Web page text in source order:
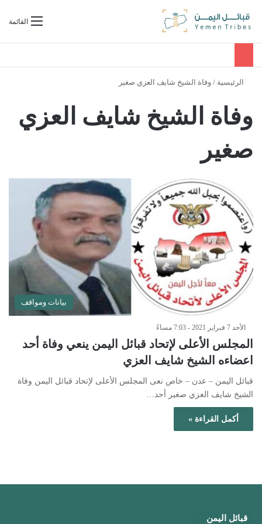
القائمةبحث عن
الرئيسية / وفاة الشيخ شايف العزي صغير
وفاة الشيخ شايف العزي
صغير
بيانات ومواقف
الأحد 7 فبراير 2021 - 7:03 مساءً
المجلس الأعلى لإتحاد قبائل اليمن ينعي وفاة أحد
اعضاءه الشيخ شايف العزي
قبائل اليمن – عدن – خاص نعى المجلس الأعلى لإتحاد قبائل اليمن وفاة
الشيخ شايف العزي صغير أحد…
أكمل القراءة »
قبائل اليمن